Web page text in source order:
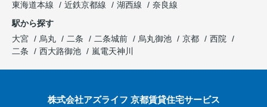
東海道本線
近鉄京都線 湖西線
奈良線
駅から探す
大宮
烏丸 二条 二条城前 烏丸御池 京都
西院
二条
西大路御池 嵐電天神川
株式会社アズライフ 京都賃貸住宅サービス